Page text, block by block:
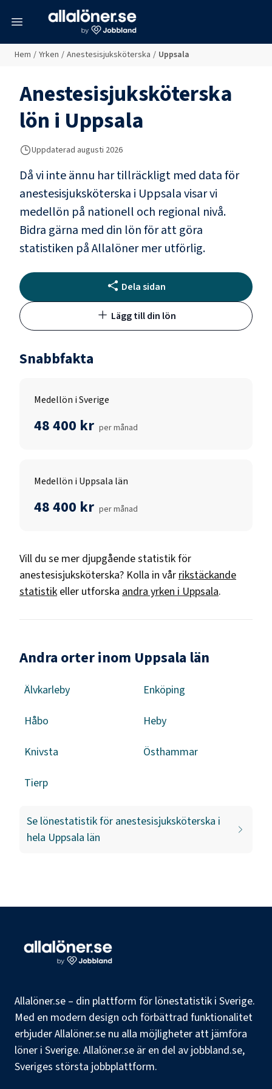
Hem / Yrken / Anestesisjuksköterska / Uppsala
Anestesisjuksköterska
lön i Uppsala
Uppdaterad augusti 2026
Då vi inte ännu har tillräckligt med data för
anestesisjuksköterska i Uppsalavisar vi
medellön på nationell och regional nivå.
Bidra gärna med din lön för att göra
statistiken på Allalöner mer utförlig.
Dela sidan
Lägg till din lön
Snabbfakta
Medellön i Sverige
48 400 kr per månad
Medellön i Uppsala län
48 400 kr per månad
Vill du se mer djupgående statistik för
anestesisjuksköterska? Kolla in vår rikstäckande
statistik eller utforska andra yrken i Uppsala.
Andra orter inom Uppsala län
Älvkarleby Enköping
Håbo Heby
Knivsta Östhammar
Tierp
Se lönestatistik för anestesisjuksköterska i
hela Uppsala län
Allalöner.se – din plattform för lönestatistik i Sverige.
Med en modern design och förbättrad funktionalitet
erbjuder Allalöner.se nu alla möjligheter att jämföra
löner i Sverige. Allalöner.se är en del av jobbland.se,
Sveriges största jobbplattform.